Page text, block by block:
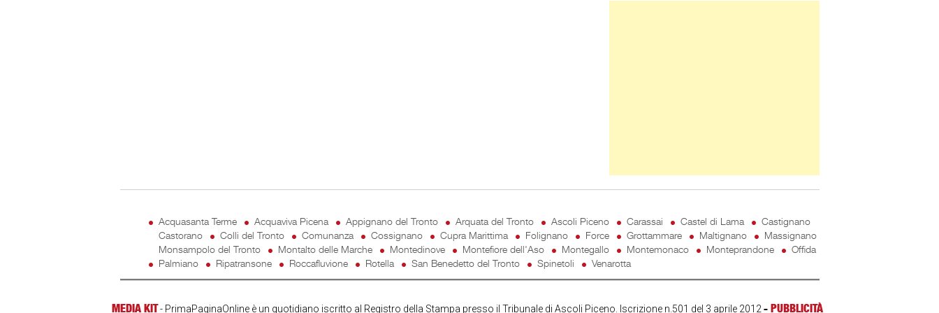
Acquasanta Terme Acquaviva Picena Appignano del Tronto Arquata del Tronto Ascoli Piceno Carassai Castel di Lama
Castignano
Castorano
Colli del Tronto Comunanza Cossignano Cupra Marittima Folignano Force Grottammare Maltignano
Massignano
Monsampolo del Tronto
Montalto delle Marche Montedinove Montefiore dell'Aso Montegallo Montemonaco Monteprandone
Offida
Palmiano
Ripatransone Roccafluvione Rotella San Benedetto del Tronto Spinetoli Venarotta
MEDIA KIT- PrimaPaginaOnline è un quotidiano iscritto al Registro della Stampa presso il Tribunale di Ascoli Piceno. Iscrizione n.501 del 3 aprile 2012- PUBBLICITÀ